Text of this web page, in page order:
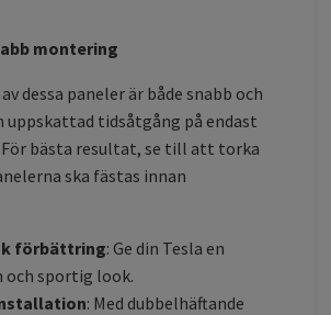
montering
dessa paneler är både snabb och
uppskattad tidsåtgång på endast
bästa resultat, se till att torka
ska fästas innan
förbättring: Ge din Tesla en
och sportig look.
: Med dubbelhäftande